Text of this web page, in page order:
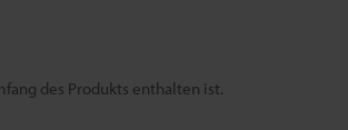
des Produkts enthalten ist.